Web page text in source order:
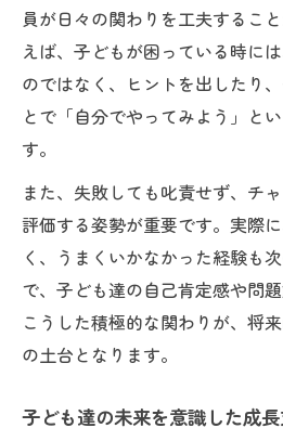
員が日々の関わりを工夫するこ
えば、子どもが困っている時に
のではなく、ヒントを出したり
とで「自分でやってみよう」と
す。
また、失敗しても叱責せず、チ
評価する姿勢が重要です。実際
く、うまくいかなかった経験も
で、子ども達の自己肯定感や問
こうした積極的な関わりが、将
の土台となります。
子ども達の未来を意識した成